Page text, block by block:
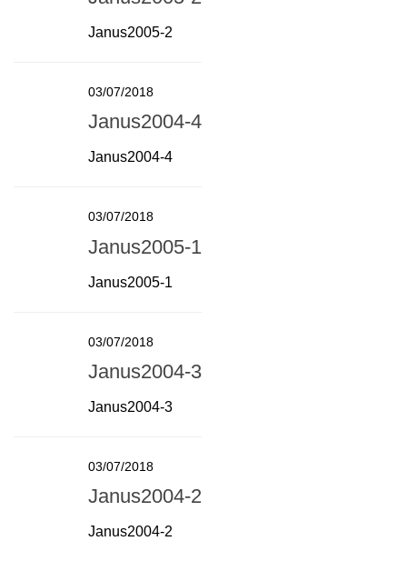
Janus2005-2
03/07/2018
Janus2004-4
Janus2004-4
03/07/2018
Janus2005-1
Janus2005-1
03/07/2018
Janus2004-3
Janus2004-3
03/07/2018
Janus2004-2
Janus2004-2